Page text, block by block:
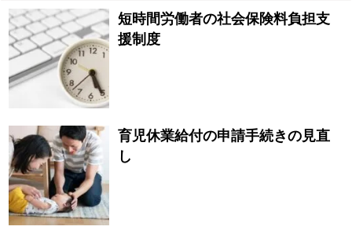
短時間労働者の社会保険料負担支
援制度
育児休業給付の申請手続きの見直
し